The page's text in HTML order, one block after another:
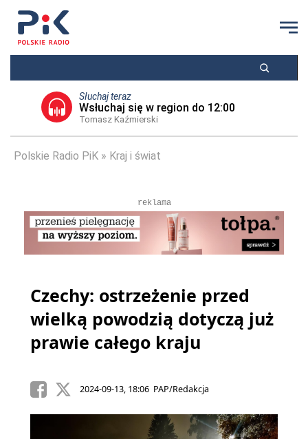
Słuchaj teraz
Wsłuchaj się w region do 12:00
Tomasz Kaźmierski
Polskie Radio PiK Kraj i świat
reklama
Czechy: ostrzeżenie przed
wielką powodzią dotyczą już
prawie całego kraju
2024-09-13, 18:06 PAP/Redakcja